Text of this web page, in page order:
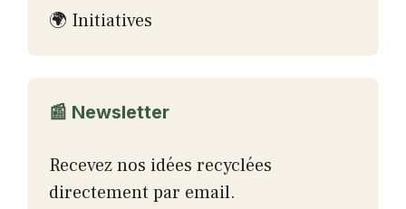
🌍 Initiatives
📰 Newsletter
Recevez nos idées recyclées
directement par email.